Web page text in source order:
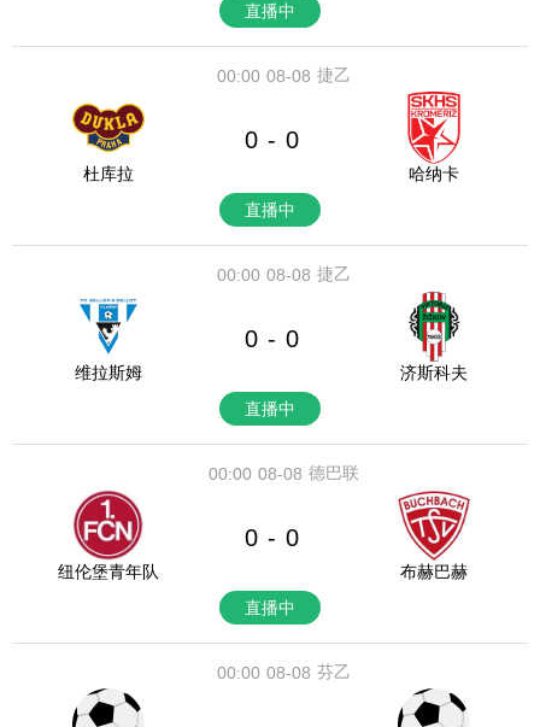
直播中
08-08
00:00 捷乙
杜库拉
0 - 0
哈纳卡
直播中
08-08
00:00 捷乙
维拉斯姆
0 - 0
济斯科夫
直播中
08-08
00:00 德巴联
纽伦堡青年队
0 - 0
布赫巴赫
直播中
08-08
00:00 芬乙